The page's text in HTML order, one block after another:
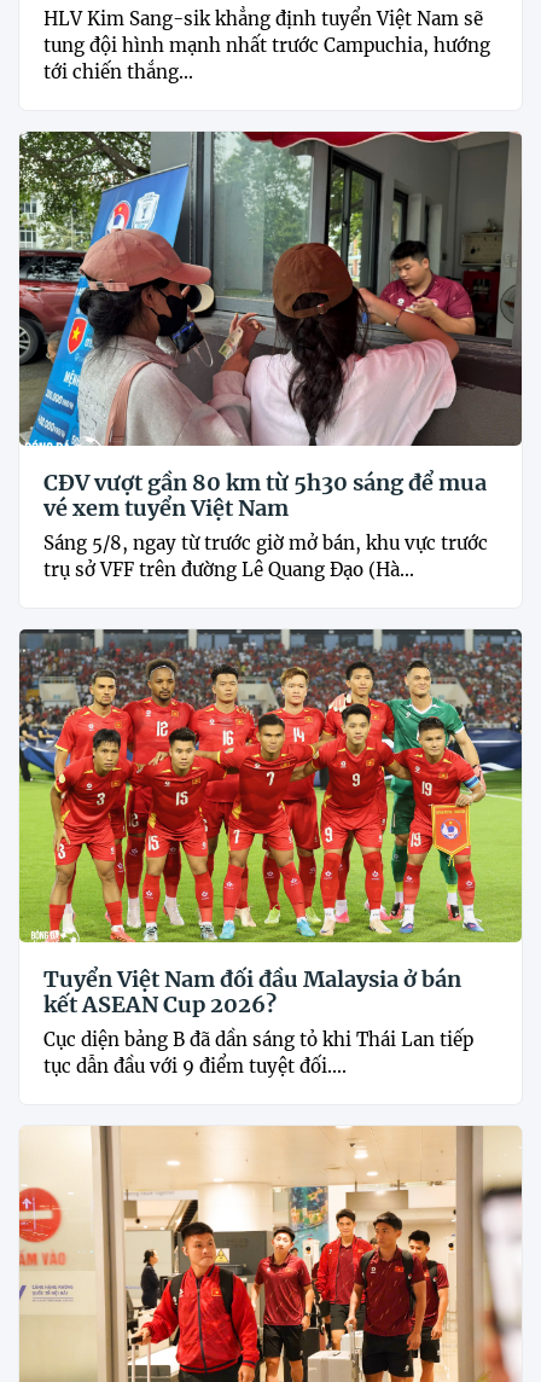
HLV Kim Sang-sik khẳng định tuyển Việt Nam sẽ
tung đội hình mạnh nhất trước Campuchia, hướng
tới chiến thắng...
CĐV vượt gần 80 km từ 5h30 sáng để mua
vé xem tuyển Việt Nam
Sáng 5/8, ngay từ trước giờ mở bán, khu vực trước
trụ sở VFF trên đường Lê Quang Đạo (Hà...
Tuyển Việt Nam đối đầu Malaysia ở bán
kết ASEAN Cup 2026?
Cục diện bảng B đã dần sáng tỏ khi Thái Lan tiếp
tục dẫn đầu với 9 điểm tuyệt đối....